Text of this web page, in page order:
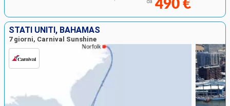
da 490 €
STATI UNITI, BAHAMAS
7 giorni, Carnival Sunshine